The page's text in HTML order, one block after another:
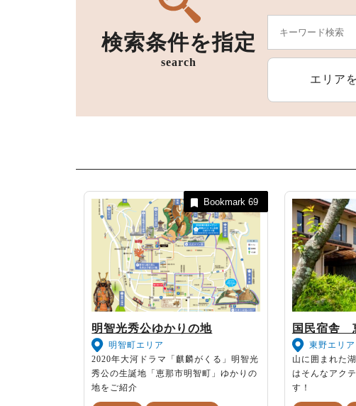
明智光秀公ゆかりの地
明智町エリア
2020年大河ドラマ「麒麟がくる」明智光
秀公の生誕地「恵那市明智町」ゆかりの
地をご紹介
Bookmark 69
国民宿舎
東野エリア
山に囲まれた
はそんなアク
す！
検索条件を指定
search
エリア